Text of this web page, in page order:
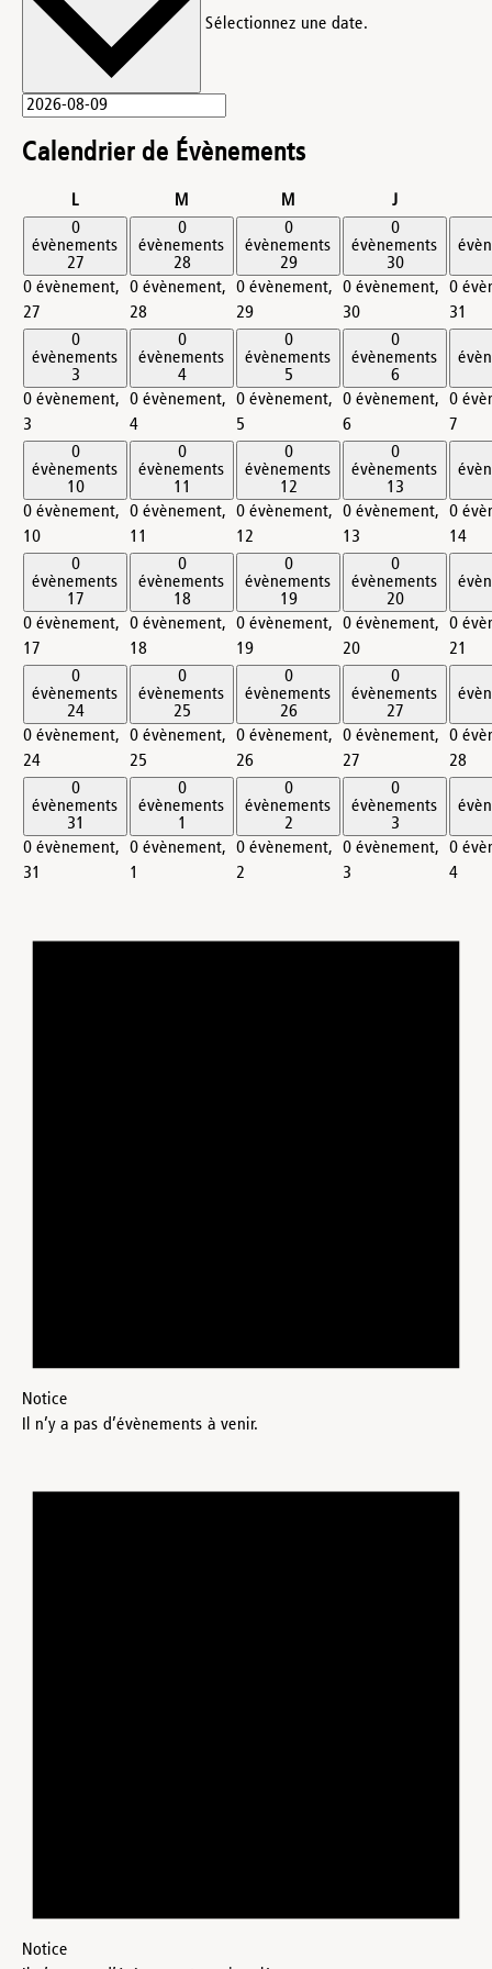
Sélectionnez une date.
Calendrier de Évènements
Llundi M M Jjeudi
0
évènements
27
0 évènement,
27
0
évènements
28
0 évènement,
28
0
évènements
29
0 évènement,
29
0
évènements
30
0 évènement,
30
0
31
0
évènements
3
0 évènement,
3
0
évènements
4
0 évènement,
4
0
évènements
5
0 évènement,
5
0
évènements
6
0 évènement,
6
0
7
0
évènements
10
0 évènement,
10
0
évènements
11
0 évènement,
11
0
évènements
12
0 évènement,
12
0
évènements
13
0 évènement,
13
0
14
0
évènements
17
0 évènement,
17
0
évènements
18
0 évènement,
18
0
évènements
19
0 évènement,
19
0
évènements
20
0 évènement,
20
0
21
0
évènements
24
0 évènement,
24
0
évènements
25
0 évènement,
25
0
évènements
26
0 évènement,
26
0
évènements
27
0 évènement,
27
0
28
0
évènements
31
0 évènement,
31
0
évènements
1
0 évènement,
1
0
évènements
2
0 évènement,
2
0
évènements
3
0 évènement,
3
0
4
Notice
Il n’y a pas d’évènements à venir.
Notice